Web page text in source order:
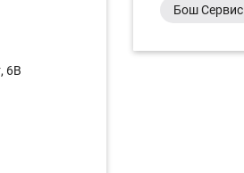
6В
Бош Сервис